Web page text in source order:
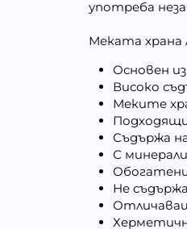
употреба
Меката храна
Основен
Високо
Меките
Съдържа
С
Не